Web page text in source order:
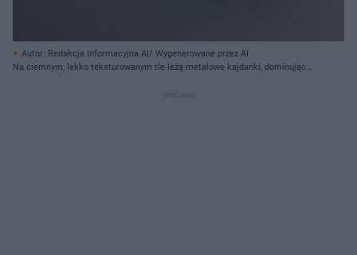
Autor: Redakcja Informacyjna AI/ Wygenerowane przez AI
Na ciemnym, lekko teksturowanym tle leżą metalowe kajdanki, dominując
światła na ich powierzchni, co nadaje im połyskujący wygląd. Widoczne są